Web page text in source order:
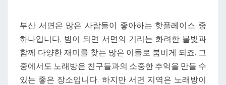
래
방
을
찾
을
부산 서면은 많은 사람들이 좋아하는 핫플레이스 중
하나입니다. 밤이 되면 서면의 거리는 화려한 불빛과
함께 다양한 재미를 찾는 많은 이들로 붐비게 되죠. 그
중에서도 노래방은 친구들과의 소중한 추억을 만들 수
있는 좋은 장소입니다. 하지만 서면 지역은 노래방이